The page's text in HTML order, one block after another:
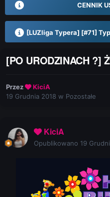
CENNIK
[LUZliga Typera] [#71]
[PO URODZINACH ?]
Przez
KiciA
19 Grudnia 2018 w Pozostałe
KiciA
Opublikowano 19